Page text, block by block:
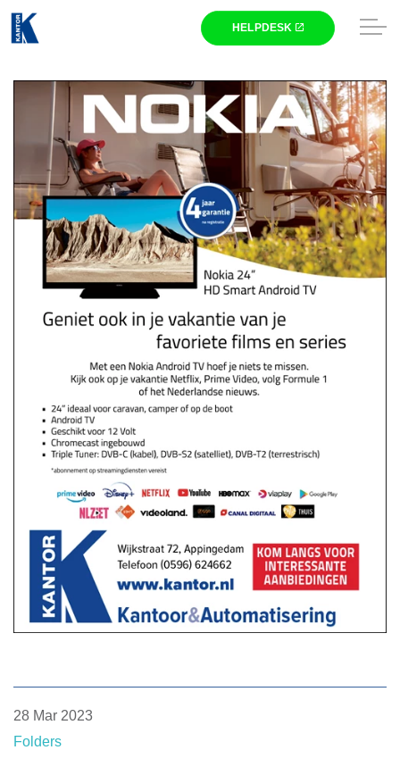
Skip to main content
Winkel
Zakelijk
Nieuws
Kantor
HELPDESK
28 Mar 2023
Folders